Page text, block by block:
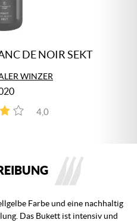
DE NOIR SEKT
WINZER
4,0
1
Farbe und eine nachhaltig
Das Bukett ist intensiv und